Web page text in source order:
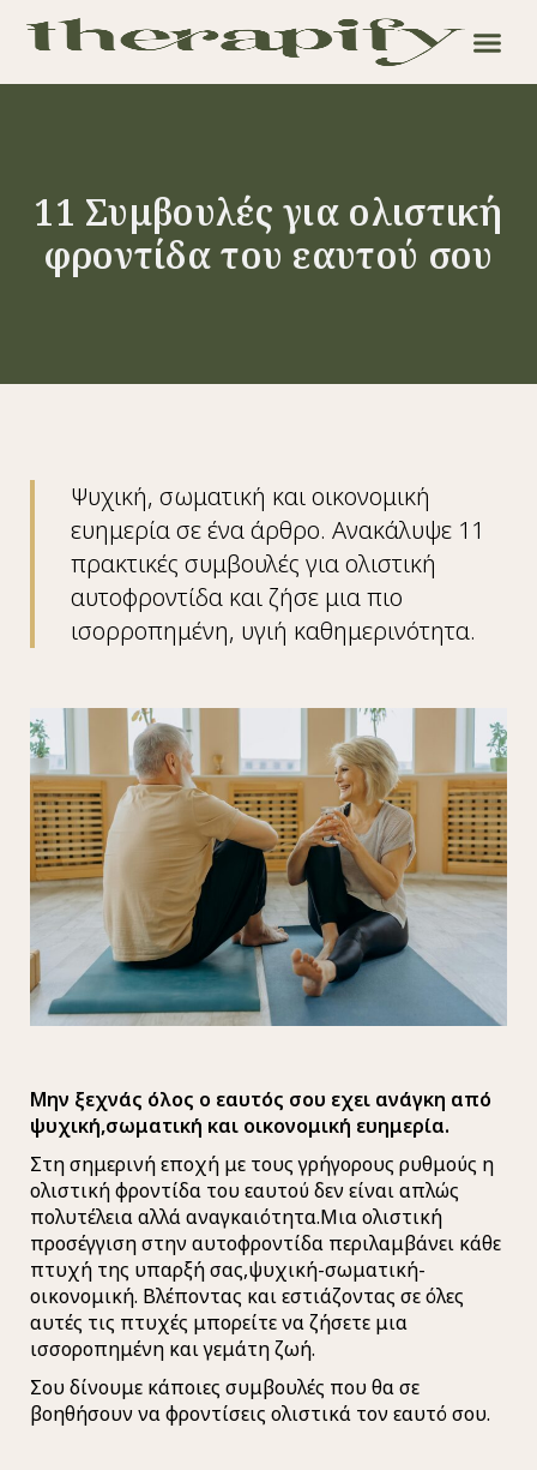
11 Συμβουλές για ολιστική
φροντίδα του εαυτού σου
Ψυχική, σωματική και οικονομική
ευημερία σε ένα άρθρο. Ανακάλυψε 11
πρακτικές συμβουλές για ολιστική
αυτοφροντίδα και ζήσε μια πιο
ισορροπημένη, υγιή καθημερινότητα.
Μην ξεχνάς όλος ο εαυτός σου εχει ανάγκη από
ψυχική,σωματική και οικονομική ευημερία.
Στη σημερινή εποχή με τους γρήγορους ρυθμούς η
ολιστική φροντίδα του εαυτού δεν είναι απλώς
πολυτέλεια αλλά αναγκαιότητα.Μια ολιστική
προσέγγιση στην αυτοφροντίδα περιλαμβάνει κάθε
πτυχή της υπαρξή σας,ψυχική-σωματική-
οικονομική. Βλέποντας και εστιάζοντας σε όλες
αυτές τις πτυχές μπορείτε να ζήσετε μια
ισσοροπημένη και γεμάτη ζωή.
Σου δίνουμε κάποιες συμβουλές που θα σε
βοηθήσουν να φροντίσεις ολιστικά τον εαυτό σου.